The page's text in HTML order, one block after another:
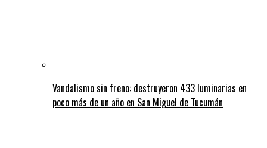
Vandalismo sin freno: destruyeron 433 luminarias en
poco más de un año en San Miguel de Tucumán